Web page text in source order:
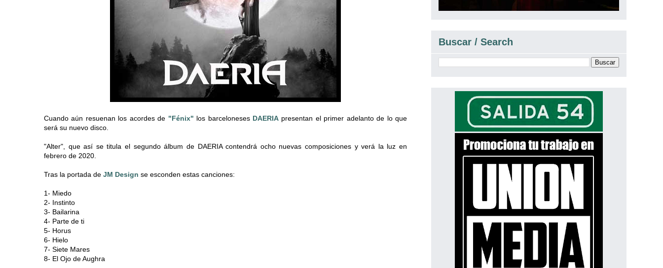
Cuando aún resuenan los acordes de "Fénix" los barceloneses DAERIApresentan el primer adelanto de lo que
será su nuevo disco.
"Alter", que así se titula el segundo álbum de DAERIA contendrá ocho nuevas composiciones y verá la luz en
febrero de 2020.
Tras la portada de JM Design se esconden estas canciones:
1- Miedo
2- Instinto
3- Bailarina
4- Parte de ti
5- Horus
6- Hielo
7- Siete Mares
8- El Ojo de Aughra
Buscar / Search